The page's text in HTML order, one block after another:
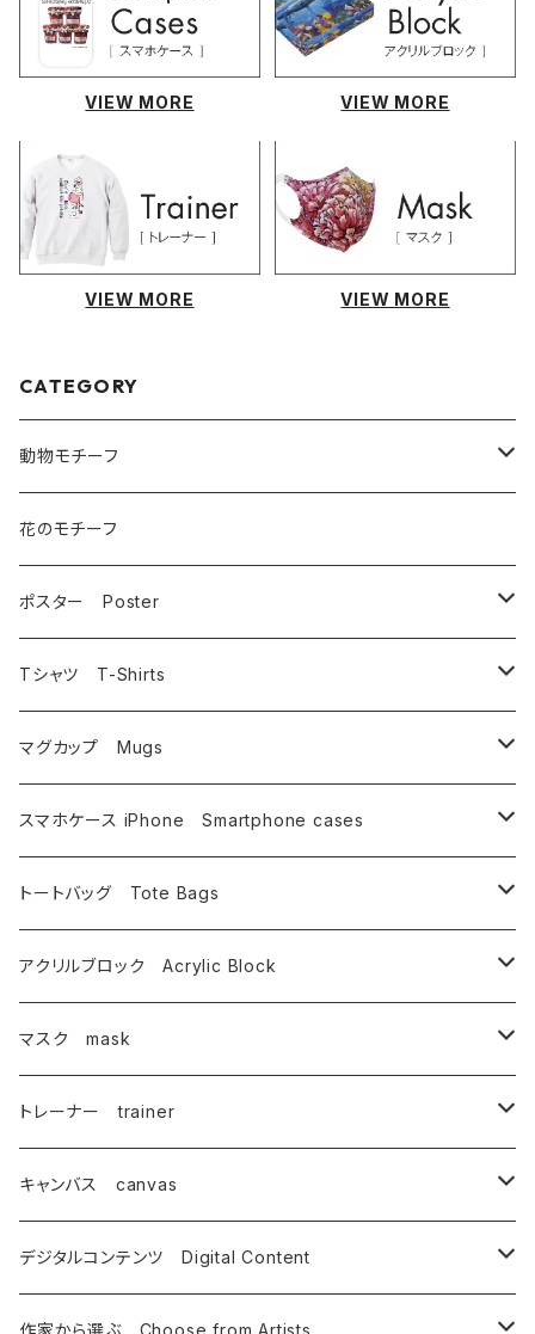
VIEW MORE VIEW MORE
VIEW MORE VIEW MORE
CATEGORY
動物モチーフ
猫
犬
うさぎ
鳥
イルカ・金魚
その他
花のモチーフ
ポスター Poster
相浦 裕
いけのよしこ
坂野 真子
タムチンキ王国
武藤満美子
Tシャツ T-Shirts
フルグラフィック昇華転写
相浦裕
唄西繭子
蟹江隆広
上月伸仁
インクジェットプリント
相浦 裕
唄西繭子
マグカップ Mugs
相浦 裕
蟹江隆広
谷口由佳
とやまきこ
細川倫子
御凰寺恭光
mitaka
YUMIKO
スマホケース iPhone Smartphone cases
相浦 裕
唄西繭子
トートバッグ Tote Bags
相浦 裕
唄西繭子
武藤満美子
アクリルブロック Acrylic Block
蟹江隆広
唄西繭子
マスク mask
相浦 裕
トレーナー trainer
相浦 裕
細川 倫子
キャンバス canvas
蟹江隆広
デジタルコンテンツ Digital Content
蟹江隆広
作家から選ぶ Choose from Artists